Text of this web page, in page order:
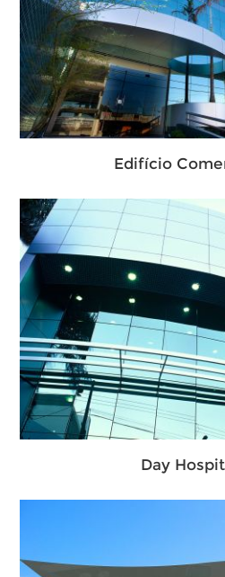
Edifício
Day